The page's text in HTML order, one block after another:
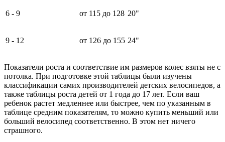
6 - 9 от 115 до 128 20"
9 - 12 от 126 до 155 24"
Показатели роста и соответствие им размеров колес взяты не с
потолка. При подготовке этой таблицы были изучены
классификации самих производителей детских велосипедов, а
также таблицы роста детей от 1 года до 17 лет. Если ваш
ребенок растет медленнее или быстрее, чем по указанным в
таблице средним показателям, то можно купить меньший или
больший велосипед соответственно. В этом нет ничего
страшного.